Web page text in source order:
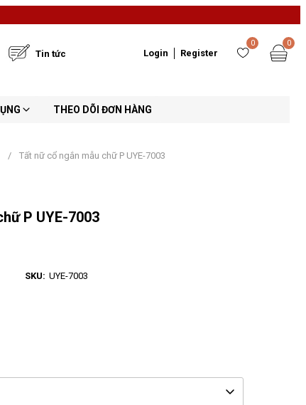
Tin tức
0 0
THEO DÕI ĐƠN HÀNG
Login Register
/ Tất nữ cổ ngắn mẫu chữ P UYE-7003
P UYE-7003
SKU: UYE-7003